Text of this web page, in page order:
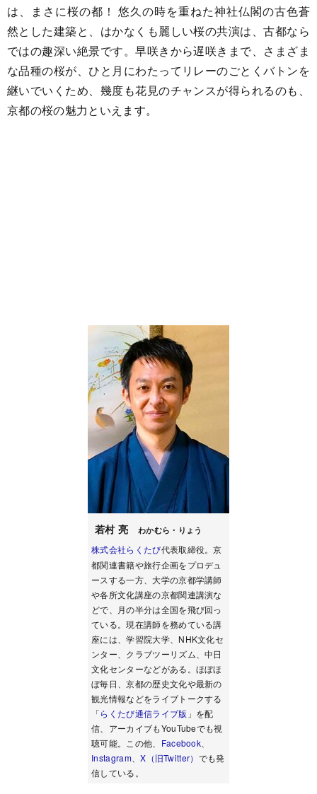
は、まさに桜の都！ 悠久の時を重ねた神社仏閣の古色蒼
然とした建築と、はかなくも麗しい桜の共演は、古都なら
ではの趣深い絶景です。早咲きから遅咲きまで、さまざま
な品種の桜が、ひと月にわたってリレーのごとくバトンを
継いでいくため、幾度も花見のチャンスが得られるのも、
京都の桜の魅力といえます。
若村 亮 わかむら・りょう
株式会社らくたび代表取締役。京
都関連書籍や旅行企画をプロデュ
ースする一方、大学の京都学講師
や各所文化講座の京都関連講演な
どで、月の半分は全国を飛び回っ
ている。現在講師を務めている講
座には、学習院大学、NHK文化セ
ンター、クラブツーリズム、中日
文化センターなどがある。ほぼほ
ぼ毎日、京都の歴史文化や最新の
観光情報などをライブトークする
「らくたび通信ライブ版 」を配
信、アーカイブもYouTubeでも視
聴可能。この他、 Facebook
Instagram、X（旧Twitter） でも発
信している。